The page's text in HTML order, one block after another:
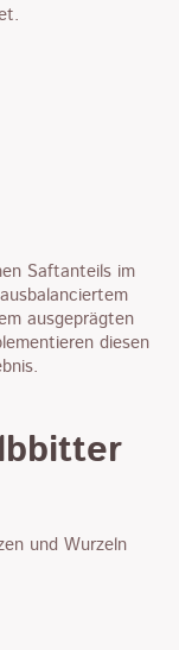
Saftanteils im
ausgeprägten
diesen
und Wurzeln